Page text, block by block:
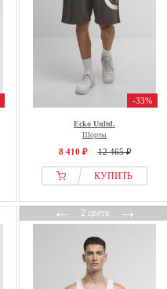
-33%
Ecko Unltd.
Шорты
8 410 ₽ 12 465 ₽
КУПИТЬ
←2 цвета→